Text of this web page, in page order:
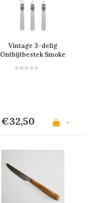
Vintage 3-delig
Ontbijtbestek Smoke
€32,50 +